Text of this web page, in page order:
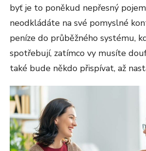
byť je to poněkud nepřesný
neodkládáte na své pomyslné
peníze do průběžného systému,
spotřebují, zatímco vy musíte
také bude někdo přispívat, až